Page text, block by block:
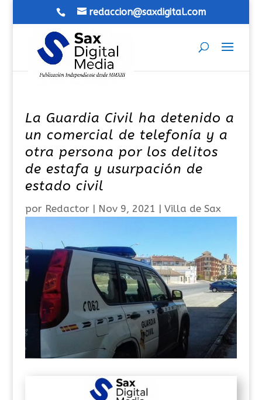
redaccion@saxdigital.com
La Guardia Civil ha detenido a
un comercial de telefonía y a
otra persona por los delitos
de estafa y usurpación de
estado civil
por Redactor| Nov 9, 2021 | Villa de Sax